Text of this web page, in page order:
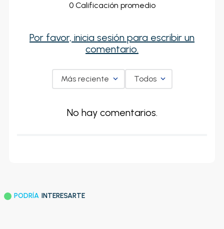
0 Calificación promedio
Por favor, inicia sesión para escribir un
comentario.
Más reciente Todos
No hay comentarios.
PODRÍA INTERESARTE